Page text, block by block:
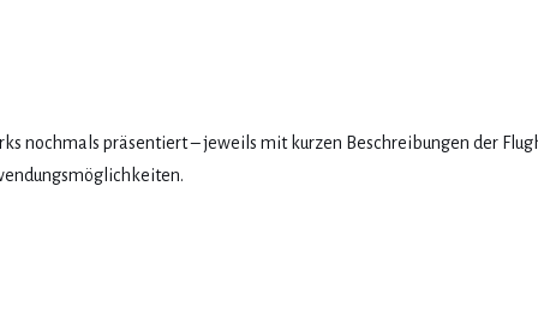
nochmals präsentiert – jeweils mit kurzen Beschreibungen der